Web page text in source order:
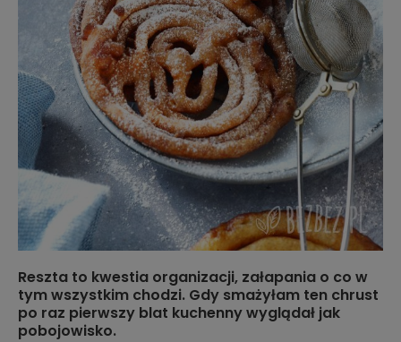
Reszta to kwestia organizacji, załapania o co w
tym wszystkim chodzi. Gdy smażyłam ten chrust
po raz pierwszy blat kuchenny wyglądał jak
pobojowisko.